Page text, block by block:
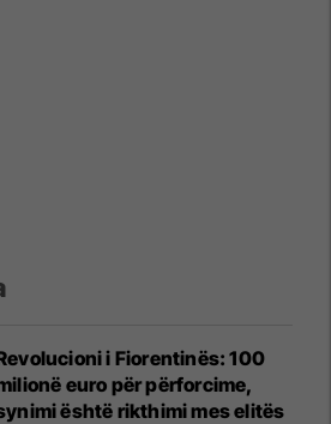
i Fiorentinës: 100
euro për përforcime,
është rikthimi mes elitës